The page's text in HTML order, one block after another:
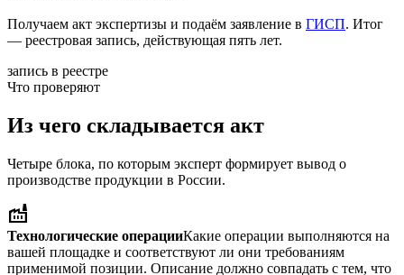
Получаем акт экспертизы и подаём заявление в ГИСП. Итог
— реестровая запись, действующая пять лет.
запись в реестре
Что проверяют
Из чего складывается акт
Четыре блока, по которым эксперт формирует вывод о
производстве продукции в России.
factory
Технологические операцииКакие операции выполняются на
вашей площадке и соответствуют ли они требованиям
применимой позиции. Описание должно совпадать с тем, что